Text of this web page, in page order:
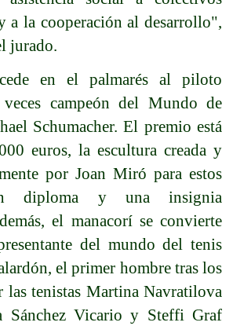
a la cooperación al desarrollo",
jurado.
en el palmarés al piloto
campeón del Mundo de
Schumacher. El premio está
euros, la escultura creada y
por Joan Miró para estos
diploma y una insignia
el manacorí se convierte
del mundo del tenis
el primer hombre tras los
las tenistas Martina Navratilova
Sánchez Vicario y Steffi Graf